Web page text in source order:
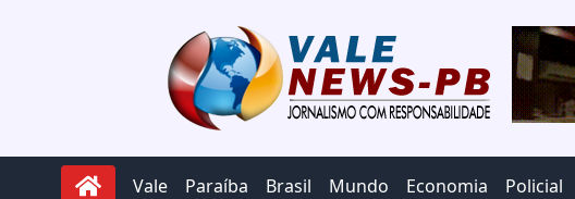
Vale Paraíba Brasil Mundo Economia Policial